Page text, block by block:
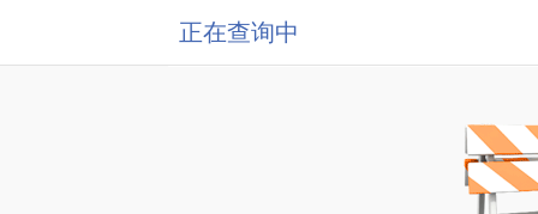
正在查询中